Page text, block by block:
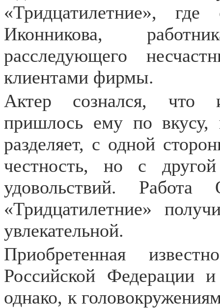
«Тридцатилетние»,
Иконникова,
расследующего
клиентами фирмы.
Актер сознался, что
пришлось ему по вкусу,
разделяет, с одной
честность, но с
удовольствий.
«Тридцатилетние»
увлекательной.
Приобретенная
Российской Федерации
однако, к